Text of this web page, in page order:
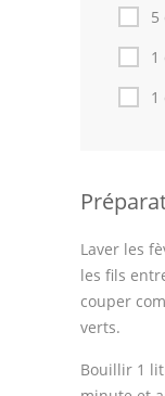
5
1
1
Laver les
les fils
couper
verts.
Bouillir 1